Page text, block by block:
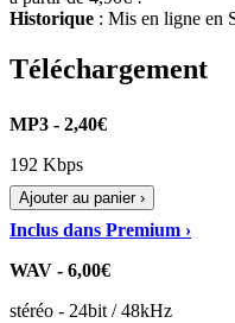
Historique : Mis en ligne en
Téléchargement
MP3 - 2,40€
192 Kbps
Ajouter au panier ›
Inclus dans Premium ›
WAV - 6,00€
stéréo - 24bit / 48kHz